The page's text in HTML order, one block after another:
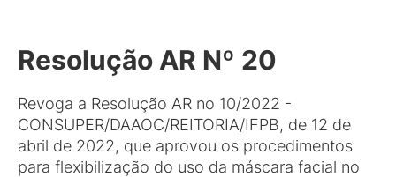
Resolução AR Nº 20
Revoga a Resolução AR no 10/2022 -
CONSUPER/DAAOC/REITORIA/IFPB, de 12 de
abril de 2022, que aprovou os procedimentos
para flexibilização do uso da máscara facial no